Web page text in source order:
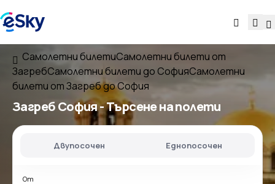
Самолетни билетиСамолетни билети от
ЗагребСамолетни билети до СофияСамолетни
билети от Загреб до София
Загреб София- Търсене на полети
Двупосочен Еднопосочен
От